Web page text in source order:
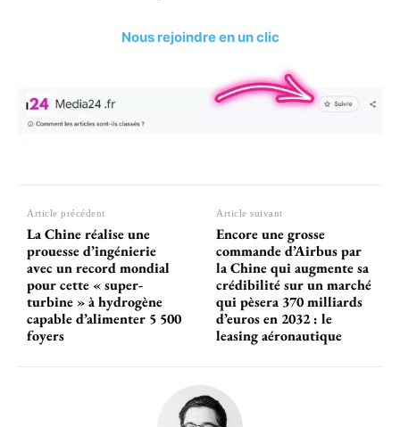
Nous rejoindre en un clic
Article précédent
La Chine réalise une
prouesse d’ingénierie
avec un record mondial
pour cette « super-
turbine » à hydrogène
capable d’alimenter 5 500
foyers
Article suivant
Encore une grosse
commande d’Airbus par
la Chine qui augmente sa
crédibilité sur un marché
qui pèsera 370 milliards
d’euros en 2032 : le
leasing aéronautique